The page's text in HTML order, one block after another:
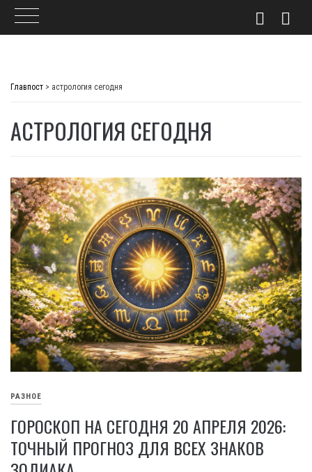
Главпост > астрология сегодня
АСТРОЛОГИЯ СЕГОДНЯ
РАЗНОЕ
ГОРОСКОП НА СЕГОДНЯ 20 АПРЕЛЯ 2026:
ТОЧНЫЙ ПРОГНОЗ ДЛЯ ВСЕХ ЗНАКОВ